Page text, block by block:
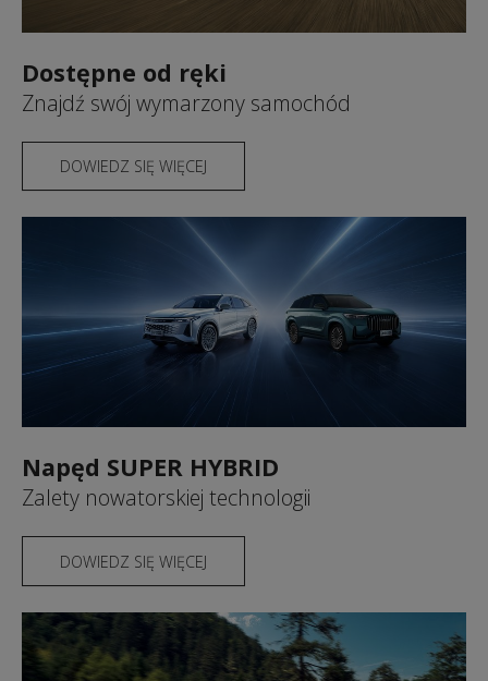
Dostępne od ręki
Znajdź swój wymarzony samochód
DOWIEDZ SIĘ WIĘCEJ
Napęd SUPER HYBRID
Zalety nowatorskiej technologii
DOWIEDZ SIĘ WIĘCEJ